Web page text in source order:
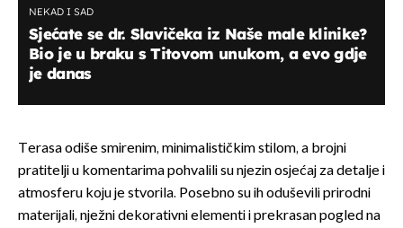
NEKAD I SAD
Sjećate se dr. Slavičeka iz Naše male klinike?
Bio je u braku s Titovom unukom, a evo gdje
je danas
Terasa odiše smirenim, minimalističkim stilom, a brojni
pratitelji u komentarima pohvalili su njezin osjećaj za detalje i
atmosferu koju je stvorila. Posebno su ih oduševili prirodni
materijali, nježni dekorativni elementi i prekrasan pogled na